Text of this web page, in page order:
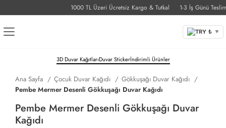
1000 TL Üzeri Ücretsiz Kargo & Tutkal 1-3 İş Günü Teslimat
TRY ₺ ▼
3D Duvar KağıtlarıDuvar Stickerİndirimli Ürünler
Ana Sayfa Çocuk Duvar Kağıdı
Gökkuşağı Duvar Kağıdı
Pembe Mermer Desenli Gökkuşağı Duvar Kağıdı
Pembe Mermer Desenli Gökkuşağı Duvar
Kağıdı